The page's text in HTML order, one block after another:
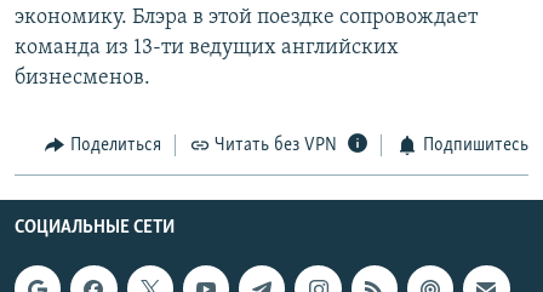
экономику. Блэра в этой поездке сопровождает
команда из 13-ти ведущих английских
бизнесменов.
Поделиться Читать без VPN Подпишитесь
СОЦИАЛЬНЫЕ СЕТИ